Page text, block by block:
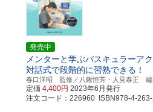
発売中
メンターと学ぶバスキュラーア
対話式で段階的に習熟できる！
春口洋昭 監修／八鍬恒芳・人見泰正 編
定価4,400円 2023年6月発行
注文コード：226960 ISBN978-4-